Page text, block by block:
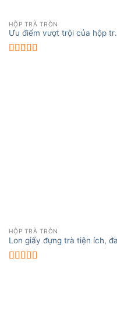
HỘP TRÀ TRÒN
Ưu điểm vượt trội của hộp
đựng trà Tân Cương
HỘP TRÀ TRÒN
Lon giấy đựng trà tiện ích, đa
dạng mẫu mã